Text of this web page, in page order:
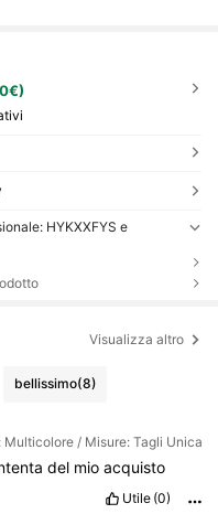
HYKXXFYS e
Visualizza altro
bellissimo(8)
Multicolore / Misure: Tagli Unica
del mio acquisto
Utile (0)